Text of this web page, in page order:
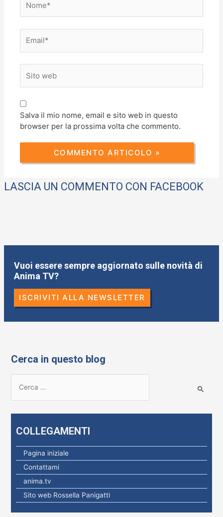
web
Salva il mio nome, email e sito web in questo
browser per la prossima volta che commento.
LASCIA UN COMMENTO CON FACEBOOK
Vuoi essere sempre aggiornato sulle novità di
Anima TV?
ISCRIVITI ALLA NEWSLETTER
Cerca in questo blog
:
COLLEGAMENTI
Pagina iniziale
Contattami
anima.tv
Sito web Rossella Panigatti